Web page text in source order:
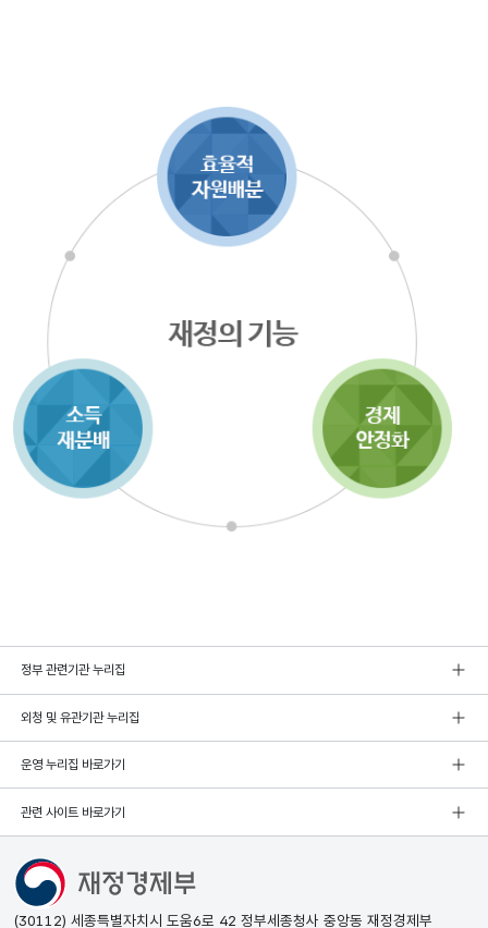
정부 관련기관 누리집
외청 및 유관기관 누리집
운영 누리집 바로가기
관련 사이트 바로가기
(30112) 세종특별자치시 도움6로 42 정부세종청사 중앙동 재정경제부